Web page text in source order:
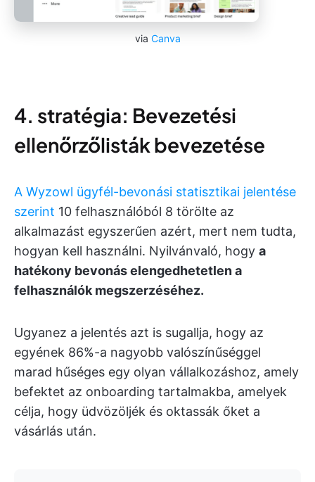
via Canva
4. stratégia: Bevezetési
ellenőrzőlisták bevezetése
A Wyzowl ügyfél-bevonási statisztikai jelentése
szerint 10 felhasználóból 8 törölte az
alkalmazást egyszerűen azért, mert nem tudta,
hogyan kell használni. Nyilvánvaló, hogy a
hatékony bevonás elengedhetetlen a
felhasználók megszerzéséhez.
Ugyanez a jelentés azt is sugallja, hogy az
egyének 86%-a nagyobb valószínűséggel
marad hűséges egy olyan vállalkozáshoz, amely
befektet az onboarding tartalmakba, amelyek
célja, hogy üdvözöljék és oktassák őket a
vásárlás után.